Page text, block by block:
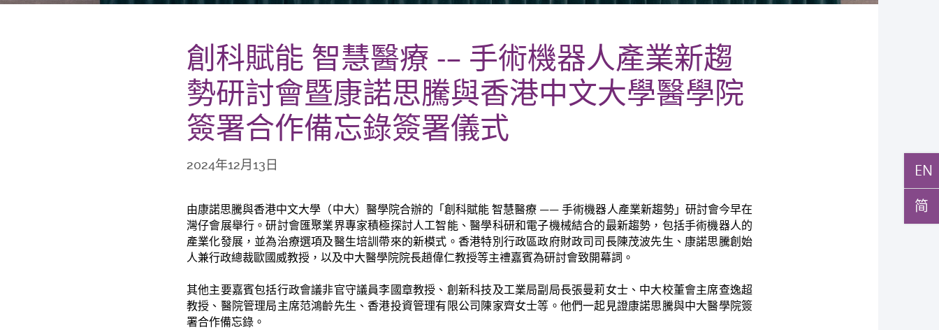
EN
简
創科賦能 智慧醫療 -– 手術機器人產業新趨
勢研討會暨康諾思騰與香港中文大學醫學院
簽署合作備忘錄簽署儀式
2024年12月13日
由康諾思騰與香港中文大學（中大）醫學院合辦的「創科賦能 智慧醫療 —— 手術機器人產業新趨勢」研討會今早在
灣仔會展舉行。研討會匯聚業界專家積極探討人工智能、醫學科研和電子機械結合的最新趨勢，包括手術機器人的
產業化發展，並為治療選項及醫生培訓帶來的新模式。香港特別行政區政府財政司司長陳茂波先生、康諾思騰創始
人兼行政總裁歐國威教授，以及中大醫學院院長趙偉仁教授等主禮嘉賓為研討會致開幕詞。
其他主要嘉賓包括行政會議非官守議員李國章教授、創新科技及工業局副局長張曼莉女士、中大校董會主席查逸超
教授、醫院管理局主席范鴻齡先生、香港投資管理有限公司陳家齊女士等。他們一起見證康諾思騰與中大醫學院簽
署合作備忘錄。